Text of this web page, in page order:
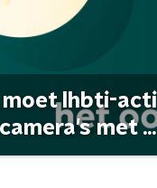
lhbti-
met ...